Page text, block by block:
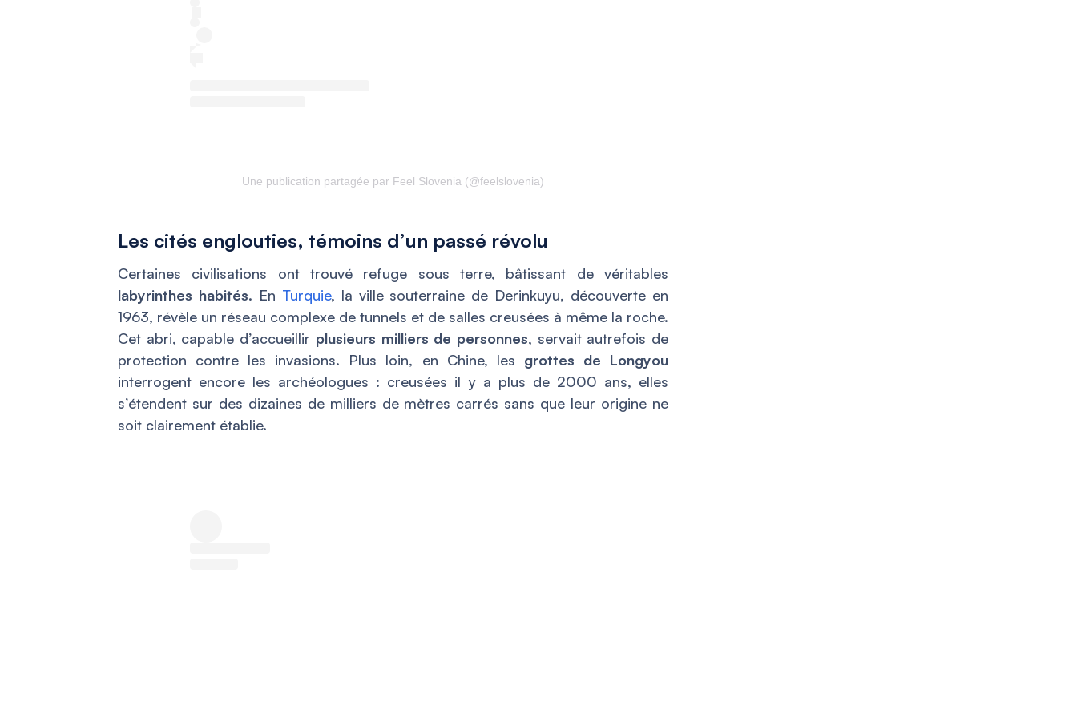
Une publication partagée par Feel Slovenia (@feelslovenia)
Les cités englouties, témoins d’un passé révolu
Certaines civilisations ont trouvé refuge sous terre, bâtissant de véritables
labyrinthes habités. En Turquie, la ville souterraine de Derinkuyu, découverte en
1963, révèle un réseau complexe de tunnels et de salles creusées à même la roche.
Cet abri, capable d’accueillir plusieurs milliers de personnes, servait autrefois de
protection contre les invasions. Plus loin, en Chine, les grottes de Longyou
interrogent encore les archéologues : creusées il y a plus de 2000 ans, elles
s’étendent sur des dizaines de milliers de mètres carrés sans que leur origine ne
soit clairement établie.